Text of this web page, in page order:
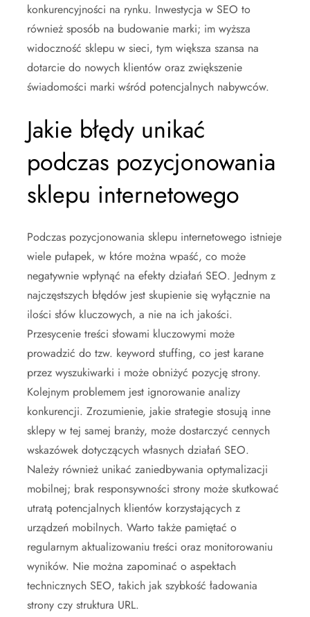
konkurencyjności na rynku. Inwestycja w SEO to
również sposób na budowanie marki; im wyższa
widoczność sklepu w sieci, tym większa szansa na
dotarcie do nowych klientów oraz zwiększenie
świadomości marki wśród potencjalnych nabywców.
Jakie błędy unikać
podczas pozycjonowania
sklepu internetowego
Podczas pozycjonowania sklepu internetowego istnieje
wiele pułapek, w które można wpaść, co może
negatywnie wpłynąć na efekty działań SEO. Jednym z
najczęstszych błędów jest skupienie się wyłącznie na
ilości słów kluczowych, a nie na ich jakości.
Przesycenie treści słowami kluczowymi może
prowadzić do tzw. keyword stuffing, co jest karane
przez wyszukiwarki i może obniżyć pozycję strony.
Kolejnym problemem jest ignorowanie analizy
konkurencji. Zrozumienie, jakie strategie stosują inne
sklepy w tej samej branży, może dostarczyć cennych
wskazówek dotyczących własnych działań SEO.
Należy również unikać zaniedbywania optymalizacji
mobilnej; brak responsywności strony może skutkować
utratą potencjalnych klientów korzystających z
urządzeń mobilnych. Warto także pamiętać o
regularnym aktualizowaniu treści oraz monitorowaniu
wyników. Nie można zapominać o aspektach
technicznych SEO, takich jak szybkość ładowania
strony czy struktura URL.